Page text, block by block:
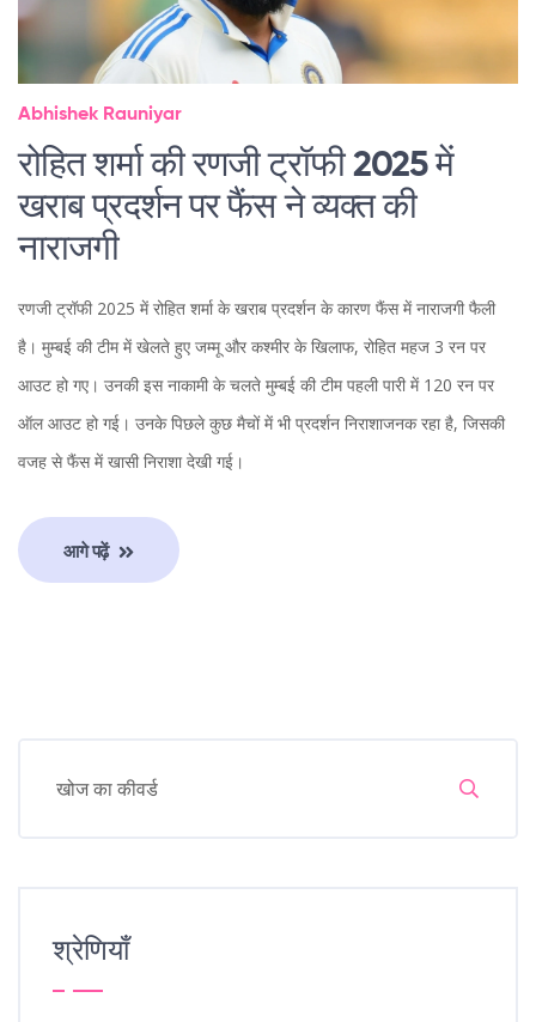
Abhishek Rauniyar
रोहित शर्मा की रणजी ट्रॉफी 2025 में
खराब प्रदर्शन पर फैंस ने व्यक्त की
नाराजगी
रणजी ट्रॉफी 2025 में रोहित शर्मा के खराब प्रदर्शन के कारण फैंस में नाराजगी फैली
है। मुम्बई की टीम में खेलते हुए जम्मू और कश्मीर के खिलाफ, रोहित महज 3 रन पर
आउट हो गए। उनकी इस नाकामी के चलते मुम्बई की टीम पहली पारी में 120 रन पर
ऑल आउट हो गई। उनके पिछले कुछ मैचों में भी प्रदर्शन निराशाजनक रहा है, जिसकी
वजह से फैंस में खासी निराशा देखी गई।
आगे पढ़ें
श्रेणियाँ